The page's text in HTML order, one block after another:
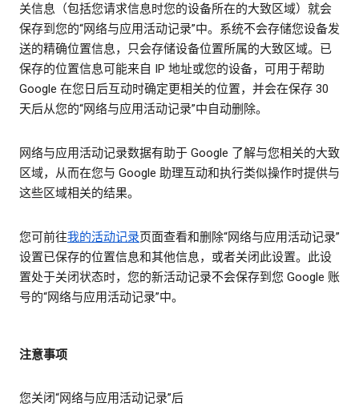
关信息（包括您请求信息时您的设备所在的大致区域）就会
保存到您的“网络与应用活动记录”中。系统不会存储您设备发
送的精确位置信息，只会存储设备位置所属的大致区域。已
保存的位置信息可能来自 IP 地址或您的设备，可用于帮助
Google 在您日后互动时确定更相关的位置，并会在保存 30
天后从您的“网络与应用活动记录”中自动删除。
网络与应用活动记录数据有助于 Google 了解与您相关的大致
区域，从而在您与 Google 助理互动和执行类似操作时提供与
这些区域相关的结果。
您可前往我的活动记录页面查看和删除“网络与应用活动记录”
设置已保存的位置信息和其他信息，或者关闭此设置。此设
置处于关闭状态时，您的新活动记录不会保存到您 Google 账
号的“网络与应用活动记录”中。
注意事项
您关闭“网络与应用活动记录”后